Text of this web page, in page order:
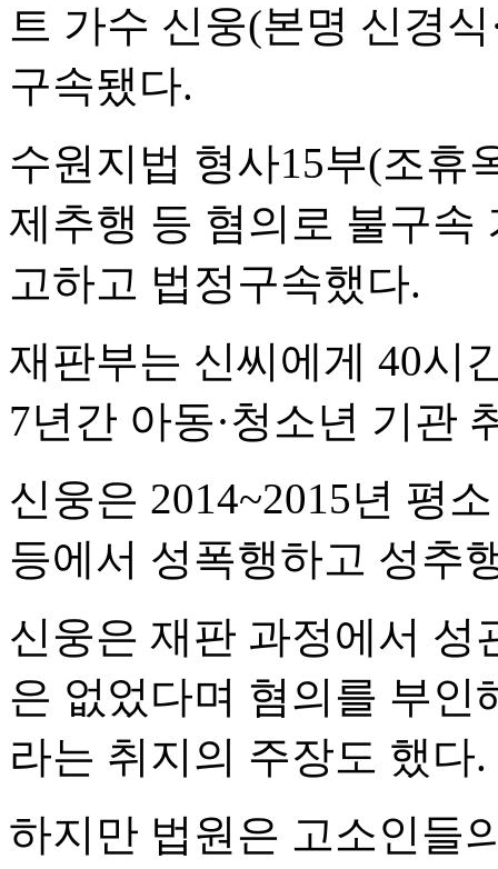
트 가수 신웅(본명 신경
구속됐다.
수원지법 형사15부(조휴
제추행 등 혐의로 불구속
고하고 법정구속했다.
재판부는 신씨에게 40시
7년간 아동·청소년 기관
신웅은 2014~2015년 평
등에서 성폭행하고 성추
신웅은 재판 과정에서 성
은 없었다며 혐의를 부인
라는 취지의 주장도 했다.
하지만 법원은 고소인들